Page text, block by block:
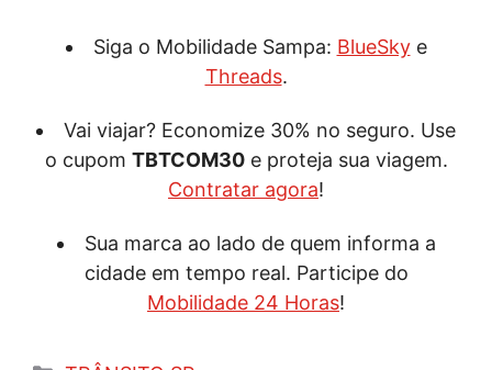
Siga o Mobilidade Sampa: BlueSkye
Threads.
Vai viajar? Economize 30% no seguro. Use
o cupom TBTCOM30e proteja sua viagem.
Contratar agora!
Sua marca ao lado de quem informa a
cidade em tempo real. Participe do
Mobilidade 24 Horas!